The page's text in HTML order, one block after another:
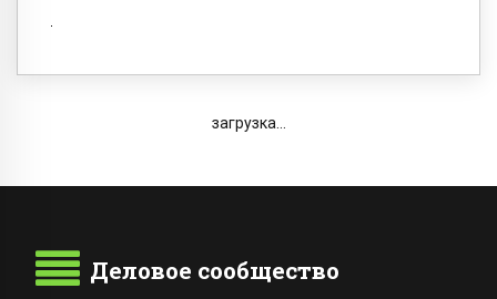
загрузка...
Деловое сообщество